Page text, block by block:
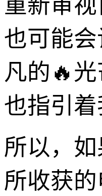
重新审
也可能
凡的🔥
也指引
所以，
所收获